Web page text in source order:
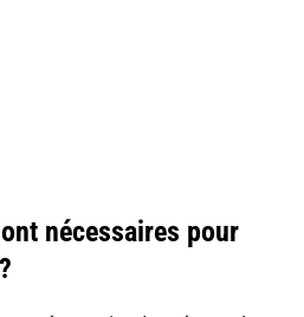
nécessaires pour